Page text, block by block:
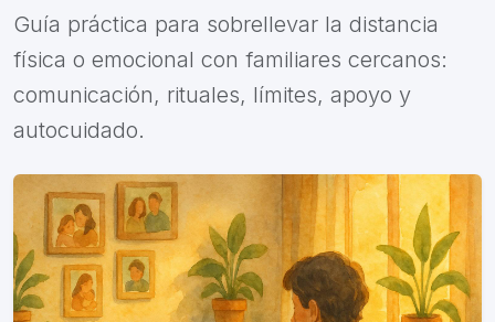
Guía práctica para sobrellevar la distancia
física o emocional con familiares cercanos:
comunicación, rituales, límites, apoyo y
autocuidado.